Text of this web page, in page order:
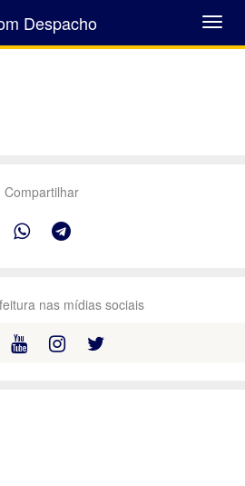
Abrir
Menu
Despacho
Compartilhar
nas mídias sociais